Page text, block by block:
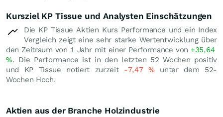
Kursziel KP Tissue und Analysten Einschätzungen
Die KP Tissue Aktien Kurs Performance und ein Index
Vergleich zeigt eine sehr starke Wertentwicklung über
den Zeitraum von 1 Jahr mit einer Performance von +35,64
%. Die Performance ist in den letzten 52 Wochen positiv
und KP Tissue notiert zurzeit -7,47%unter dem 52-
Wochen Hoch.
Aktien aus der Branche Holzindustrie